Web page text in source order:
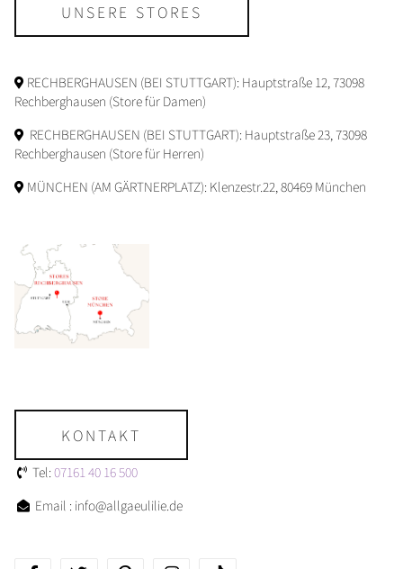
UNSERE STORES
RECHBERGHAUSEN (BEI STUTTGART): Hauptstraße 12, 73098
Rechberghausen (Store für Damen)
RECHBERGHAUSEN (BEI STUTTGART): Hauptstraße 23, 73098
Rechberghausen (Store für Herren)
MÜNCHEN (AM GÄRTNERPLATZ): Klenzestr.22, 80469 München
KONTAKT
Tel: 07161 40 16 500
Email : info@allgaeulilie.de